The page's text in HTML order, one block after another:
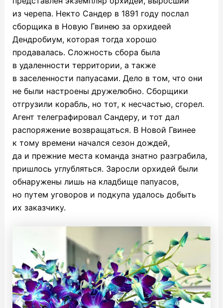
из черепа. Некто Сандер в 1891 году послал
сборщика в Новую Гвинею за орхидеей
Дендробиум, которая тогда хорошо
продавалась. Сложность сбора была
в удаленности территории, а также
в заселенности папуасами. Дело в том, что они
не были настроены дружелюбно. Сборщики
отгрузили корабль, но тот, к несчастью, сгорел.
Агент телеграфировал Сандеру, и тот дал
распоряжение возвращаться. В Новой Гвинее
к тому времени начался сезон дождей,
да и прежние места команда знатно разграбила,
пришлось углубляться. Заросли орхидей были
обнаружены лишь на кладбище папуасов,
но путем уговоров и подкупа удалось добыть
их заказчику.